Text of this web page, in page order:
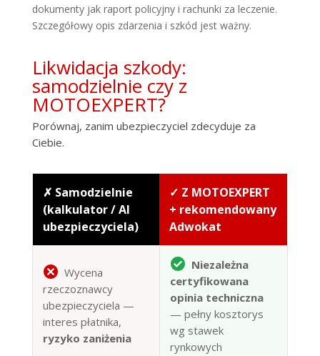
dokumenty jak raport policyjny i rachunki za leczenie.
Szczegółowy opis zdarzenia i szkód jest ważny.
Likwidacja szkody:
samodzielnie czy z
MOTOEXPERT?
Porównaj, zanim ubezpieczyciel zdecyduje za
Ciebie.
✗ Samodzielnie
(kalkulator / AI
ubezpieczyciela)
✓ Z MOTOEXPERT
+ rekomendowany
Adwokat
Wycena
rzeczoznawcy
ubezpieczyciela —
interes płatnika,
ryzyko zaniżenia
Niezależna
certyfikowana
opinia techniczna
— pełny kosztorys
wg stawek
rynkowych